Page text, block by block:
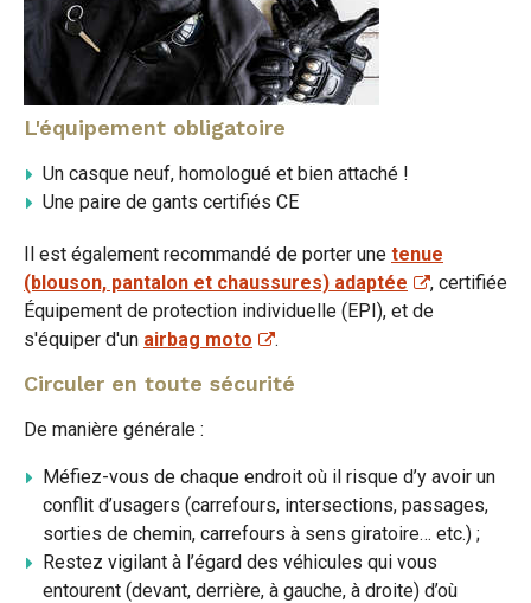
L'équipement obligatoire
Un casque neuf, homologué et bien attaché !
Une paire de gants certifiés CE
Il est également recommandé de porter une tenue
(blouson, pantalon et chaussures) adaptée
, certifiée
Équipement de protection individuelle (EPI), et de
s'équiper d'un airbag moto .
Circuler en toute sécurité
De manière générale :
Méfiez-vous de chaque endroit où il risque d’y avoir un
conflit d’usagers (carrefours, intersections, passages,
sorties de chemin, carrefours à sens giratoire… etc.) ;
Restez vigilant à l’égard des véhicules qui vous
entourent (devant, derrière, à gauche, à droite) d’où